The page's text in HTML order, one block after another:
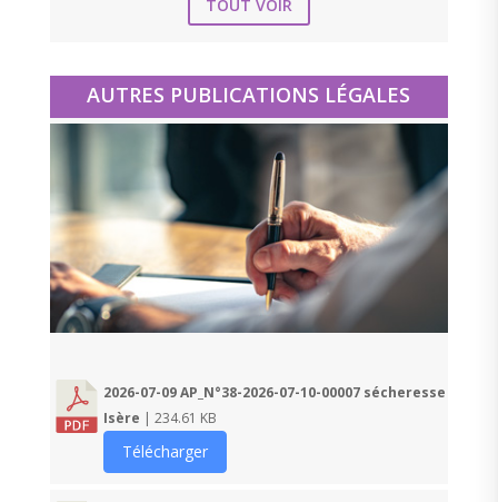
TOUT VOIR
AUTRES PUBLICATIONS LÉGALES
2026-07-09 AP_N°38-2026-07-10-00007 sécheresse
Isère | 234.61 KB
Télécharger